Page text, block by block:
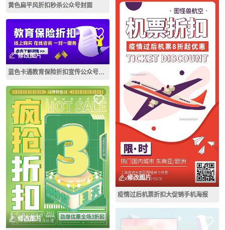
黄色扁平风折扣秒杀公众号封面
修改图片
蓝色卡通教育保险折扣宣传公众号封面
修改图片
修改图片
疫情过后机票折扣大促销手机海报